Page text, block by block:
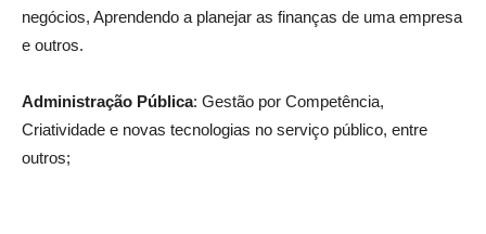
negócios, Aprendendo a planejar as finanças de uma empresa
e outros.
Administração Pública: Gestão por Competência,
Criatividade e novas tecnologias no serviço público, entre
outros;